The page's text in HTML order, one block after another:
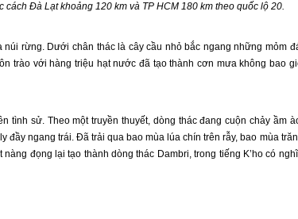
cáchĐà Lạtkhoảng 120 km và TP HCM 180 km theo quốc lộ 20.
rừng. Dưới chân thác là cây cầu nhỏ bắc ngang những mỏm
trào với hàng triệu hạt nước đã tạo thành cơn mưa không bao
tình sử. Theo một truyền thuyết, dòng thác đang cuộn chảy ầm
ngang trái. Đã trải qua bao mùa lúa chín trên rẫy, bao mùa
đọng lại tạo thành dòng thác Dambri, trong tiếng K’ho có